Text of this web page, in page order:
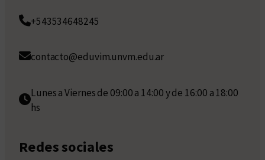
+543534648245
contacto@eduvim.unvm.edu.ar
Lunes a Viernes de 09:00 a 14:00 y de 16:00 a 18:00
hs
Redes sociales